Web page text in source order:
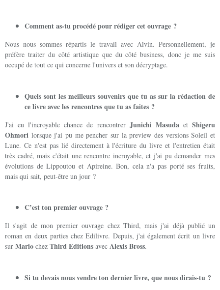
Comment as-tu procédé pour rédiger cet ouvrage ?
Nous nous sommes répartis le travail avec Alvin. Personnellement, je
préfère traiter du côté artistique que du côté business, donc je me suis
occupé de tout ce qui concerne l'univers et son décryptage.
Quels sont les meilleurs souvenirs que tu as sur la rédaction de
ce livre avec les rencontres que tu as faites ?
J'ai eu l'incroyable chance de rencontrer Junichi Masuda etShigeru
Ohmori lorsque j'ai pu me pencher sur la preview des versions Soleil et
Lune. Ce n'est pas lié directement à l'écriture du livre et l'entretien était
très cadré, mais c'était une rencontre incroyable, et j'ai pu demander mes
évolutions de Lippoutou et Apireine. Bon, cela n'a pas porté ses fruits,
mais qui sait, peut-être un jour ?
C’est ton premier ouvrage ?
Il s'agit de mon premier ouvrage chez Third, mais j'ai déjà publié un
roman en deux parties chez Edilivre. Depuis, j'ai également écrit un livre
sur Mario chez Third Editions avec Alexis Bross.
Si tu devais nous vendre ton dernier livre, que nous dirais-tu ?